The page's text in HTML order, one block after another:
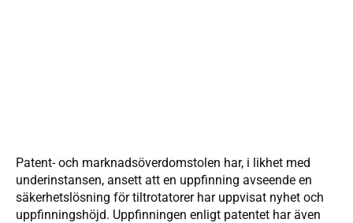
Patent- och marknadsöverdomstolen har, i likhet med
underinstansen, ansett att en uppfinning avseende en
säkerhetslösning för tiltrotatorer har uppvisat nyhet och
uppfinningshöjd. Uppfinningen enligt patentet har även